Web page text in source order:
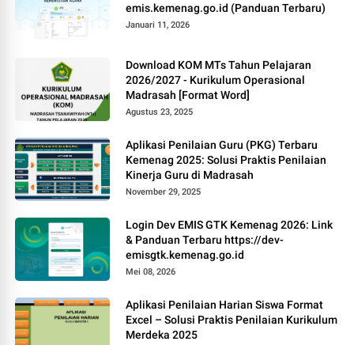
emis.kemenag.go.id (Panduan Terbaru)
Januari 11, 2026
Download KOM MTs Tahun Pelajaran
2026/2027 - Kurikulum Operasional
Madrasah [Format Word]
Agustus 23, 2025
Aplikasi Penilaian Guru (PKG) Terbaru
Kemenag 2025: Solusi Praktis Penilaian
Kinerja Guru di Madrasah
November 29, 2025
Login Dev EMIS GTK Kemenag 2026: Link
& Panduan Terbaru https://dev-
emisgtk.kemenag.go.id
Mei 08, 2026
Aplikasi Penilaian Harian Siswa Format
Excel – Solusi Praktis Penilaian Kurikulum
Merdeka 2025